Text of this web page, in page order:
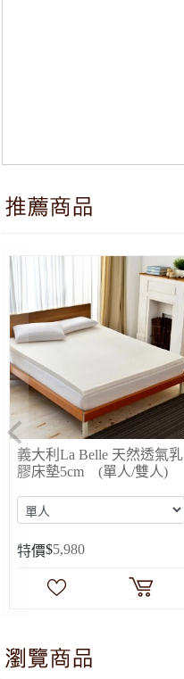
義大利Fancy Belle X 角落
生物《露營樂》麂皮靠墊
特價$699
Previous